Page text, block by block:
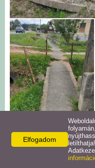
Galéria
Civil szervezetek
Szolgáltatások
Helyi vállalkozások
Helyi kiadványok
Elfogadom